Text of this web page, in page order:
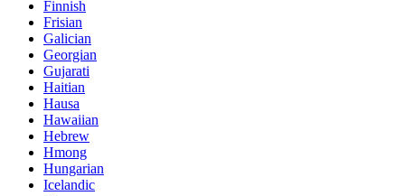
Finnish
Frisian
Galician
Georgian
Gujarati
Haitian
Hausa
Hawaiian
Hebrew
Hmong
Hungarian
Icelandic